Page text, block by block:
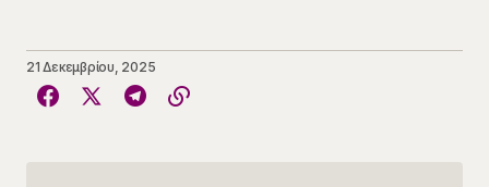
21 Δεκεμβρίου, 2025